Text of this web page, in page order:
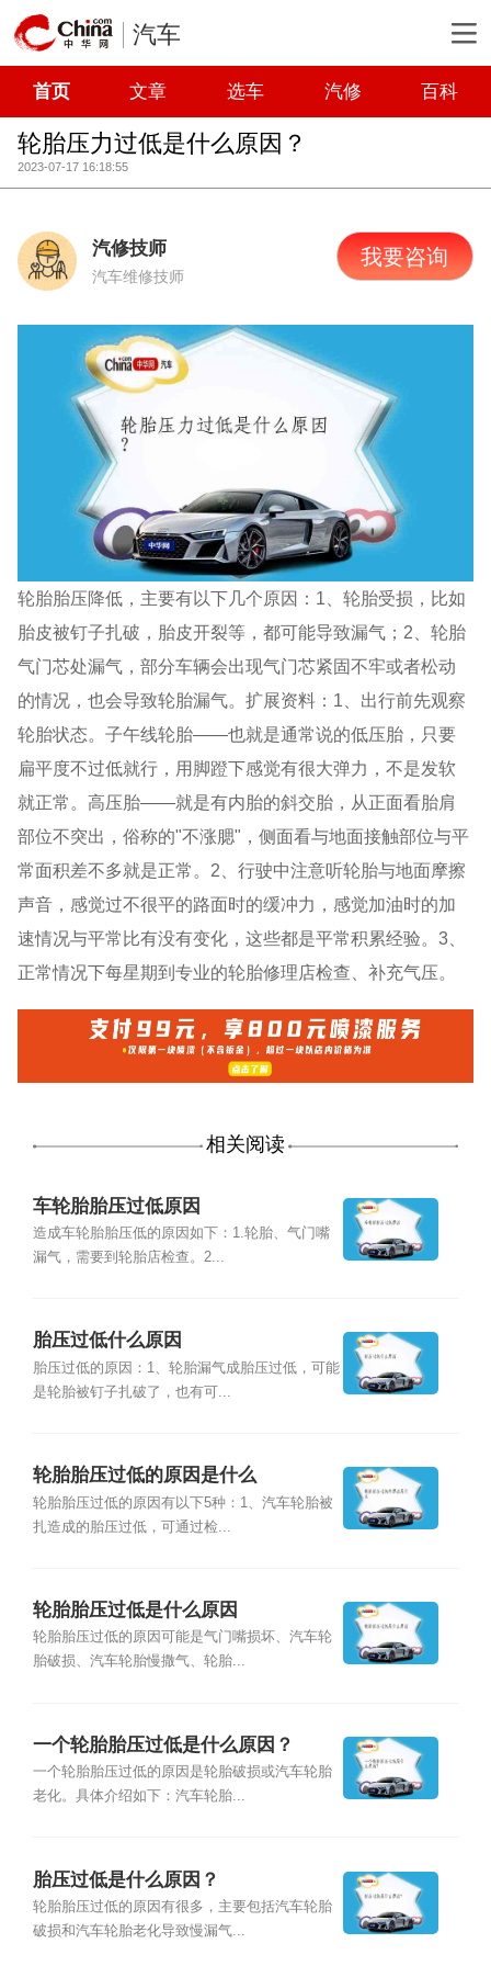
汽车
首页 文章 选车 汽修 百科
轮胎压力过低是什么原因？
2023-07-17 16:18:55
汽修技师
汽车维修技师
我要咨询
轮胎胎压降低，主要有以下几个原因：1、轮胎受损，比如
胎皮被钉子扎破，胎皮开裂等，都可能导致漏气；2、轮胎
气门芯处漏气，部分车辆会出现气门芯紧固不牢或者松动
的情况，也会导致轮胎漏气。扩展资料：1、出行前先观察
轮胎状态。子午线轮胎——也就是通常说的低压胎，只要
扁平度不过低就行，用脚蹬下感觉有很大弹力，不是发软
就正常。高压胎——就是有内胎的斜交胎，从正面看胎肩
部位不突出，俗称的"不涨腮"，侧面看与地面接触部位与平
常面积差不多就是正常。2、行驶中注意听轮胎与地面摩擦
声音，感觉过不很平的路面时的缓冲力，感觉加油时的加
速情况与平常比有没有变化，这些都是平常积累经验。3、
正常情况下每星期到专业的轮胎修理店检查、补充气压。
相关阅读
车轮胎胎压过低原因
造成车轮胎胎压低的原因如下：1.轮胎、气门嘴
漏气，需要到轮胎店检查。2...
胎压过低什么原因
胎压过低的原因：1、轮胎漏气成胎压过低，可能
是轮胎被钉子扎破了，也有可...
轮胎胎压过低的原因是什么
轮胎胎压过低的原因有以下5种：1、汽车轮胎被
扎造成的胎压过低，可通过检...
轮胎胎压过低是什么原因
轮胎胎压过低的原因可能是气门嘴损坏、汽车轮
胎破损、汽车轮胎慢撒气、轮胎...
一个轮胎胎压过低是什么原因？
一个轮胎胎压过低的原因是轮胎破损或汽车轮胎
老化。具体介绍如下：汽车轮胎...
胎压过低是什么原因？
轮胎胎压过低的原因有很多，主要包括汽车轮胎
破损和汽车轮胎老化导致慢漏气...